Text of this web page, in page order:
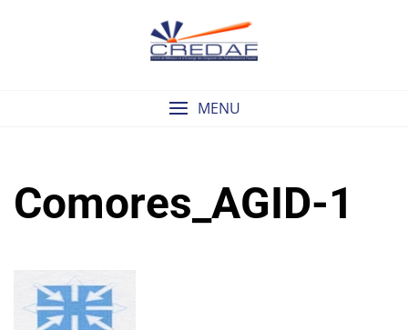
MENU
Comores_AGID-1